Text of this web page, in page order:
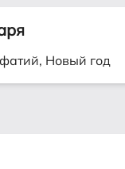
Новый год